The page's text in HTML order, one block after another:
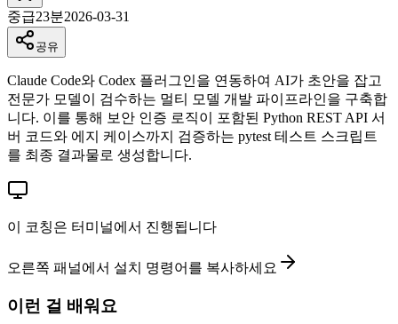
중급23분2026-03-31
공유
Claude Code와 Codex 플러그인을 연동하여 AI가 초안을 잡고
전문가 모델이 검수하는 멀티 모델 개발 파이프라인을 구축합
니다. 이를 통해 보안 인증 로직이 포함된 Python REST API 서
버 코드와 에지 케이스까지 검증하는 pytest 테스트 스크립트
를 최종 결과물로 생성합니다.
이 코칭은 터미널에서 진행됩니다
오른쪽 패널에서 설치 명령어를 복사하세요
이런 걸 배워요